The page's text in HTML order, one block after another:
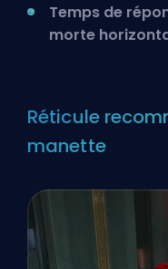
Temps de
morte
Réticule
manette